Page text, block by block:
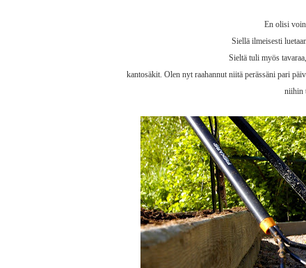
En olisi
Siellä ilmeisesti
Sieltä tuli myös
kantosäkit. Olen nyt raahannut niitä perässäni pari
niihin